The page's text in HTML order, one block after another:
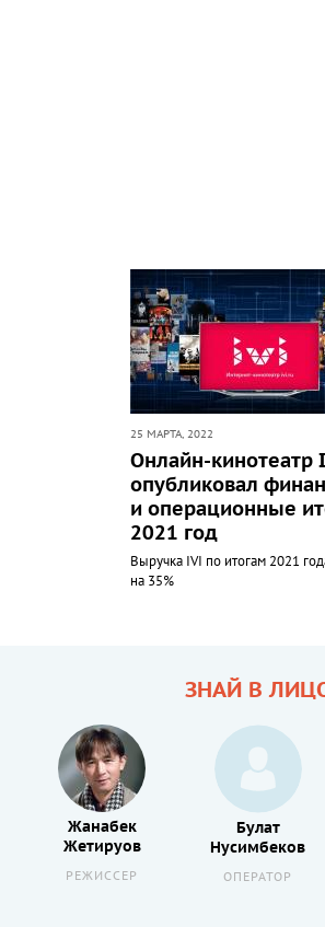
25 МАРТА, 2022
Онлайн-кинотеатр
опубликовал
и операционные
2021 год
Выручка IVI по итогам 2021
на 35%
ЗНАЙ В
Жанабек
Жетируов
РЕЖИССЕР
Булат
Нусимбеков
ОПЕРАТОР